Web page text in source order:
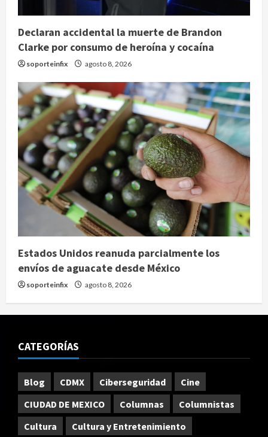
Declaran accidental la muerte de Brandon
Clarke por consumo de heroína y cocaína
soporteinfix agosto 8, 2026
Estados Unidos reanuda parcialmente los
envíos de aguacate desde México
soporteinfix agosto 8, 2026
CATEGORÍAS
Blog CDMX Ciberseguridad
Cine
CIUDAD DE MEXICO
Columnas
Columnistas
Cultura
Cultura y Entretenimiento